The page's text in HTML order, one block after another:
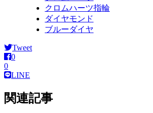
クロムハーツ指輪
ダイヤモンド
ブルーダイヤ
Tweet
0
0
LINE
関連記事